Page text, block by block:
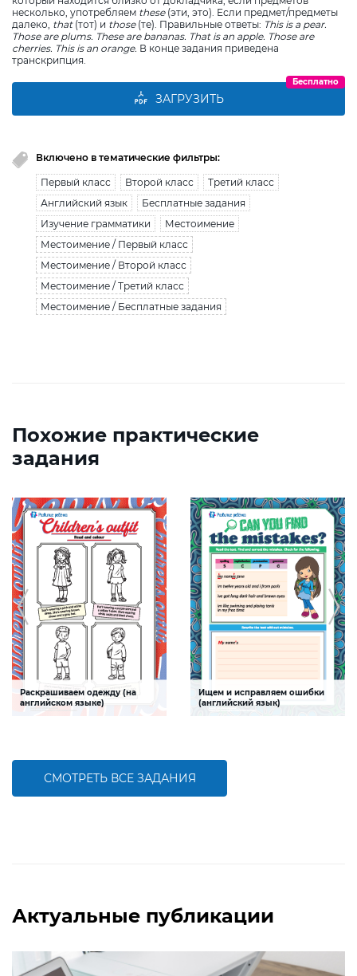
несколько, употребляем these(эти, это). Если предмет/предметы
далеко, that(тот) и those(те). Правильные ответы: This is a pear.
Those are plums. These are bananas. That is an apple. Those are
cherries. This is an orange. В конце задания приведена
транскрипция.
ЗАГРУЗИТЬ
Бесплатно
Включено в тематические фильтры:
Первый класс Второй класс
Третий класс
Английский язык
Бесплатные задания
Изучение грамматики
Местоимение
Местоимение / Первый класс
Местоимение / Второй класс
Местоимение / Третий класс
Местоимение / Бесплатные задания
Похожие практические
задания
Раскрашиваем одежду (на
английском языке)
Ищем и исправляем ошибки
(английский язык)
СМОТРЕТЬ ВСЕ ЗАДАНИЯ
Актуальные публикации